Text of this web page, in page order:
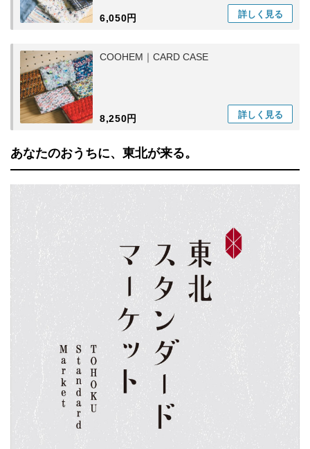
6,050円 詳しく 見る
COOHEM｜CARD CASE
8,250円 詳しく 見る
あなたのおうちに、東北が来る。